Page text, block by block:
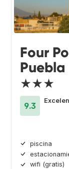
Four
Puebla
★★★
9.3
piscina
wifi (gratis)